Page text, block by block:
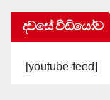
දවසේ වීඩියෝව
[youtube-feed]